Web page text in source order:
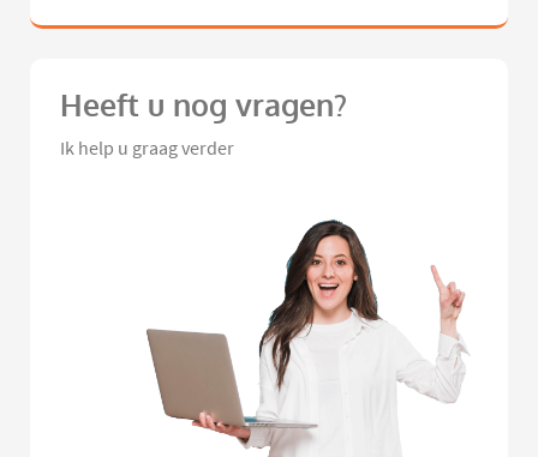
Heeft u nog vragen?
Ik help u graag verder